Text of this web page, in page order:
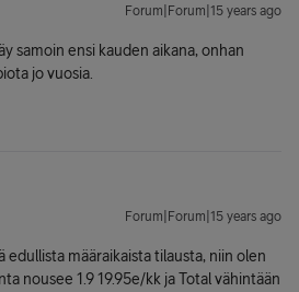
Forum|Forum|15 years ago
samoin ensi kauden aikana, onhan
jo vuosia.
Forum|Forum|15 years ago
määraikaista tilausta, niin olen
nousee 1.9 19.95e/kk ja Total vähintään